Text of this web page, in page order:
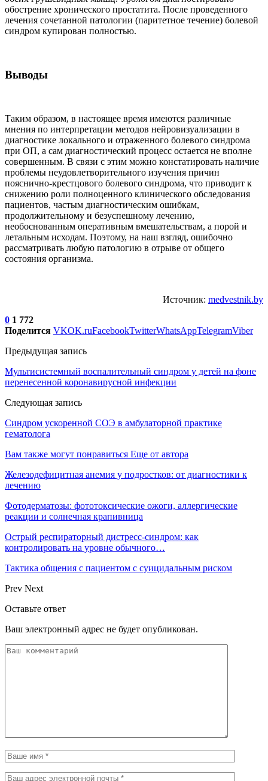
обострение хронического простатита. После проведенного
лечения сочетанной патологии (паритетное течение) болевой
синдром купирован полностью.
Выводы
Таким образом, в настоящее время имеются различные
мнения по интерпретации методов нейровизуализации в
диагностике локального и отраженного болевого синдрома
при ОП, а сам диагностический процесс остается не вполне
совершенным. В связи с этим можно констатировать наличие
проблемы неудовлетворительного изучения причин
пояснично-крестцового болевого синдрома, что приводит к
снижению роли полноценного клинического обследования
пациентов, частым диагностическим ошибкам,
продолжительному и безуспешному лечению,
необоснованным оперативным вмешательствам, а порой и
летальным исходам. Поэтому, на наш взгляд, ошибочно
рассматривать любую патологию в отрыве от общего
состояния организма.
Источник: medvestnik.by
0 1 772
Поделится VKOK.ruFacebookTwitterWhatsAppTelegramViber
Предыдущая запись
Мультисистемный воспалительный синдром у детей на фоне
перенесенной коронавирусной инфекции
Следующая запись
Синдром ускоренной СОЭ в амбулаторной практике
гематолога
Вам также могут понравиться Еще от автора
Железодефицитная анемия у подростков: от диагностики к
лечению
Фотодерматозы: фототоксические ожоги, аллергические
реакции и солнечная крапивница
Острый респираторный дистресс-синдром: как
контролировать на уровне обычного…
Тактика общения с пациентом с суицидальным риском
Prev Next
Оставьте ответ
Ваш электронный адрес не будет опубликован.